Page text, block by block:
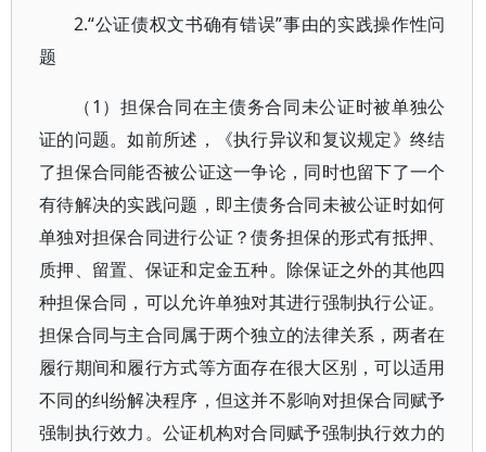
2.“公证债权文书确有错误”事由的实践操作性问
题
（1）担保合同在主债务合同未公证时被单独公
证的问题。如前所述，《执行异议和复议规定》终结
了担保合同能否被公证这一争论，同时也留下了一个
有待解决的实践问题，即主债务合同未被公证时如何
单独对担保合同进行公证？债务担保的形式有抵押、
质押、留置、保证和定金五种。除保证之外的其他四
种担保合同，可以允许单独对其进行强制执行公证。
担保合同与主合同属于两个独立的法律关系，两者在
履行期间和履行方式等方面存在很大区别，可以适用
不同的纠纷解决程序，但这并不影响对担保合同赋予
强制执行效力。公证机构对合同赋予强制执行效力的